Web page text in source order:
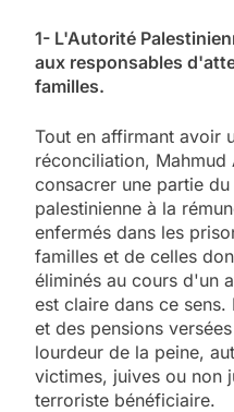
1- L'Autorité
aux responsables
familles.
Tout en affirmant avoir
réconciliation, Mahmud
consacrer une partie
palestinienne à la
enfermés dans les
familles et de celles
éliminés au cours d'un
est claire dans ce
et des pensions
lourdeur de la peine,
victimes, juives ou non
terroriste bénéficiaire.